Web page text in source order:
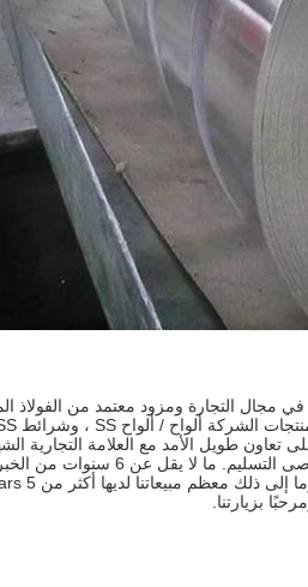
إلى ذلك تحت 100 طن من البضائع العادية ،
بزيارتنا.